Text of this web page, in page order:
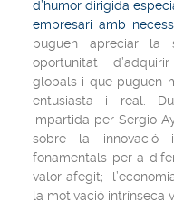
d’humor dirigida
empresari amb
puguen apreciar la
oportunitat
globals i que puguen
entusiasta i real.
impartida per Sergio
sobre la
fonamentals per a
valor afegit;
la motivació intrínseca